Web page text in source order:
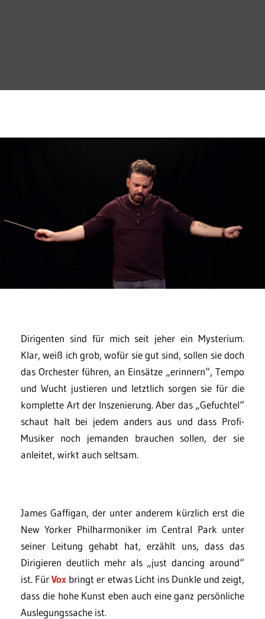
Dirigenten sind für mich seit jeher ein Mysterium.
Klar, weiß ich grob, wofür sie gut sind, sollen sie doch
das Orchester führen, an Einsätze „erinnern“, Tempo
und Wucht justieren und letztlich sorgen sie für die
komplette Art der Inszenierung. Aber das „Gefuchtel“
schaut halt bei jedem anders aus und dass Profi-
Musiker noch jemanden brauchen sollen, der sie
anleitet, wirkt auch seltsam.
James Gaffigan, der unter anderem kürzlich erst die
New Yorker Philharmoniker im Central Park unter
seiner Leitung gehabt hat, erzählt uns, dass das
Dirigieren deutlich mehr als „just dancing around“
ist. FürVox bringt er etwas Licht ins Dunkle und zeigt,
dass die hohe Kunst eben auch eine ganz persönliche
Auslegungssache ist.